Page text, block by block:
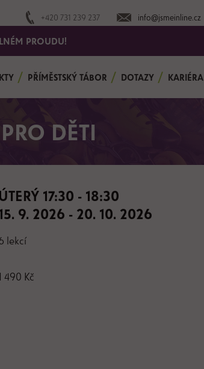
+420 731 239 237 info@jsmeinline.cz
PROUDU!
PŘÍMĚSTSKÝ TÁBOR DOTAZY KARIÉRA
DĚTI
ÚTERÝ 17:30 - 18:30
9. 2026 - 20. 10. 2026
lekcí
490 Kč